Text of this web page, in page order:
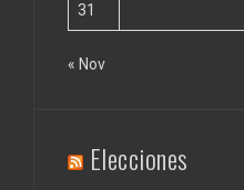
31
« Nov
Elecciones